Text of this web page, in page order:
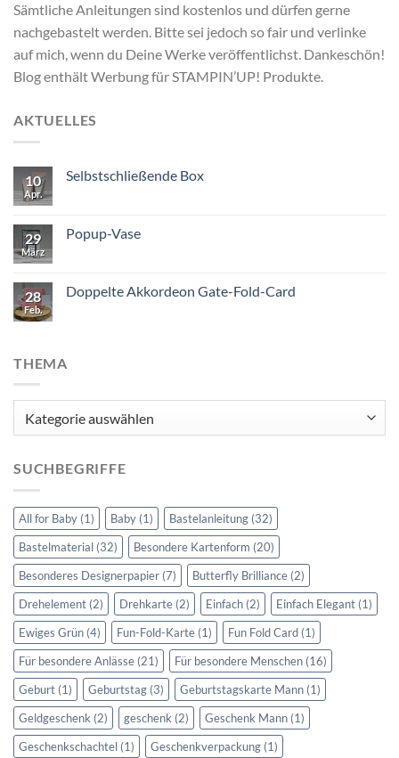
Sämtliche Anleitungen sind kostenlos und dürfen gerne
nachgebastelt werden. Bitte sei jedoch so fair und verlinke
auf mich, wenn du Deine Werke veröffentlichst. Dankeschön!
Blog enthält Werbung für STAMPIN’UP! Produkte.
AKTUELLES
10
Apr.
Selbstschließende Box
29
März
Popup-Vase
28
Feb.
Doppelte Akkordeon Gate-Fold-Card
THEMA
SUCHBEGRIFFE
All for Baby (1) Baby (1) Bastelanleitung (32)
Bastelmaterial (32) Besondere Kartenform (20)
Besonderes Designerpapier (7) Butterfly Brilliance (2)
Drehelement (2) Drehkarte (2) Einfach (2) Einfach Elegant (1)
Ewiges Grün (4) Fun-Fold-Karte (1) Fun Fold Card (1)
Für besondere Anlässe (21) Für besondere Menschen (16)
Geburt (1) Geburtstag (3) Geburtstagskarte Mann (1)
Geldgeschenk (2) geschenk (2) Geschenk Mann (1)
Geschenkschachtel (1) Geschenkverpackung (1)